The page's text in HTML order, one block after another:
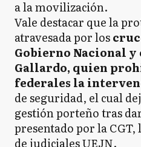
a la movilización.
Vale destacar que la
atravesada por los
Gobierno Nacional y
Gallardo, quien
federales la
de seguridad, el cual
gestión porteño tras
presentado por la
de judiciales UEJN.